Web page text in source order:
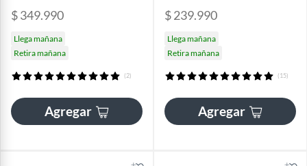
$ 349.990
Llega mañana
Retira mañana
(2)
Agregar
$ 239.990
Llega mañana
Retira mañana
(15)
Agregar